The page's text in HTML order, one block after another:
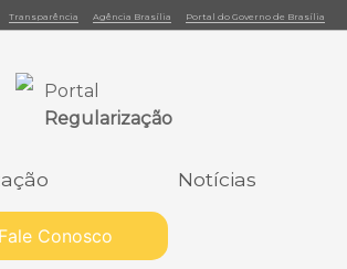
Transparência Agência Brasília Portal do Governo de Brasília
Portal
Regularização
Notícias
Fale Conosco